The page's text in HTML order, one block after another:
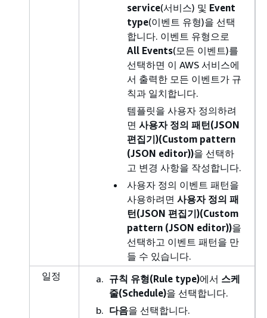
service(서비스) 및 Event
type(이벤트 유형)을 선택
합니다. 이벤트 유형으로
All Events(모든 이벤트)를
선택하면 이 AWS 서비스에
서 출력한 모든 이벤트가 규
칙과 일치합니다.
템플릿을 사용자 정의하려
면 사용자 정의 패턴(JSON
편집기)(Custom pattern
(JSON editor))을 선택하
고 변경 사항을 작성합니다.
사용자 정의 이벤트 패턴을
사용하려면 사용자 정의 패
턴(JSON 편집기)(Custom
pattern (JSON editor))을
선택하고 이벤트 패턴을 만
들 수 있습니다.
일정
규칙 유형(Rule type)에서 스케
줄(Schedule)을 선택합니다.
다음을 선택합니다.